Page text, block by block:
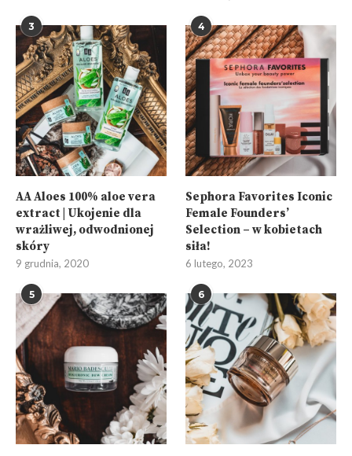
3
AA Aloes 100% aloe vera
extract | Ukojenie dla
wrażliwej, odwodnionej
skóry
9 grudnia, 2020
4
Sephora Favorites Iconic
Female Founders’
Selection – w kobietach
siła!
6 lutego, 2023
5 6